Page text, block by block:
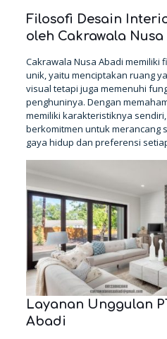
Filosofi Desain
oleh Cakrawala
Cakrawala Nusa Abadi
unik, yaitu menciptakan ruang
visual tetapi juga memenuhi
penghuninya. Dengan
memiliki karakteristiknya
berkomitmen untuk merancang
gaya hidup dan preferensi
Layanan Unggulan
Abadi